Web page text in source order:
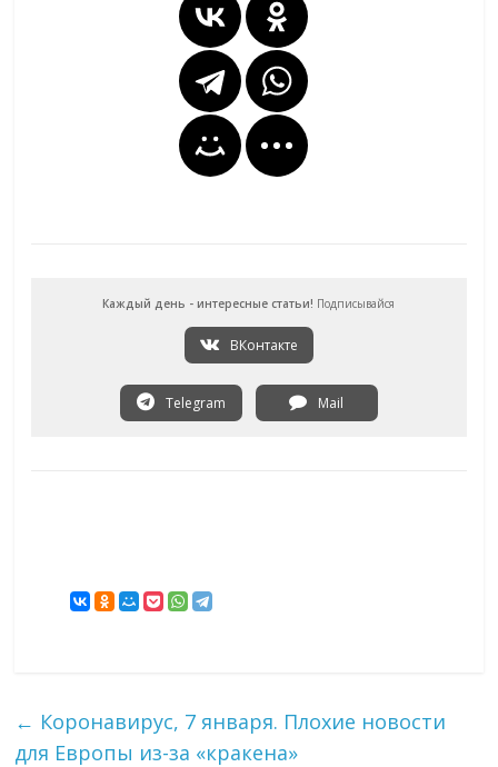
Каждый день - интересные статьи! Подписывайся
ВКонтакте
Telegram Mail
← Коронавирус, 7 января. Плохие новости
для Европы из-за «кракена»